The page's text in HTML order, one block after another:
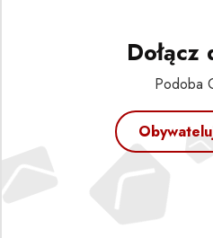
Dołącz
Podoba